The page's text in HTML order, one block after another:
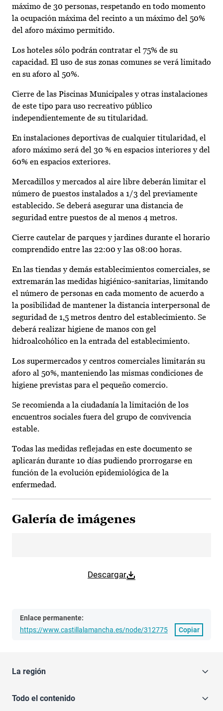
máximo de 30 personas, respetando en todo momento
la ocupación máxima del recinto a un máximo del 50%
del aforo máximo permitido.
Los hoteles sólo podrán contratar el 75% de su
capacidad. El uso de sus zonas comunes se verá limitado
en su aforo al 50%.
Cierre de las Piscinas Municipales y otras instalaciones
de este tipo para uso recreativo público
independientemente de su titularidad.
En instalaciones deportivas de cualquier titularidad, el
aforo máximo será del 30 % en espacios interiores y del
60% en espacios exteriores.
Mercadillos y mercados al aire libre deberán limitar el
número de puestos instalados a 1/3 del previamente
establecido. Se deberá asegurar una distancia de
seguridad entre puestos de al menos 4 metros.
Cierre cautelar de parques y jardines durante el horario
comprendido entre las 22:00 y las 08:00 horas.
En las tiendas y demás establecimientos comerciales, se
extremarán las medidas higiénico-sanitarias, limitando
el número de personas en cada momento de acuerdo a
la posibilidad de mantener la distancia interpersonal de
seguridad de 1,5 metros dentro del establecimiento. Se
deberá realizar higiene de manos con gel
hidroalcohólico en la entrada del establecimiento.
Los supermercados y centros comerciales limitarán su
aforo al 50%, manteniendo las mismas condiciones de
higiene previstas para el pequeño comercio.
Se recomienda a la ciudadanía la limitación de los
encuentros sociales fuera del grupo de convivencia
estable.
Todas las medidas reflejadas en este documento se
aplicarán durante 10 días pudiendo prorrogarse en
función de la evolución epidemiológica de la
enfermedad.
Galería de imágenes
Descargar
Enlace permanente:
https://www.castillalamancha.es/node/312775
Copiar
La región
Todo el contenido